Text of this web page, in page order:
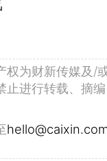
权为财新传媒及/
止进行转载、摘